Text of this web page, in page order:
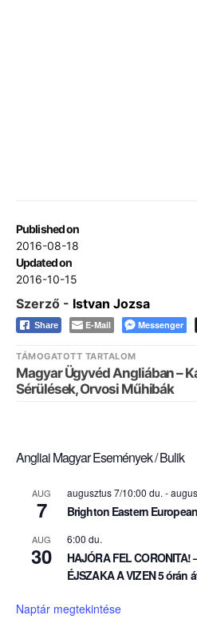
Published on
2016-08-18
Updated on
2016-10-15
Szerző - Istvan Jozsa
Share E-Mail Messenger
TÁMOGATOTT TARTALOM
Magyar Ügyvéd Angliában –
Sérülések, Orvosi Műhibák
Angliai Magyar Események / Bulik
AUG
7
augusztus 7/10:00 du. -
Brighton Eastern
AUG
30
6:00 du.
HAJÓRA FEL CORONITA!
ÉJSZAKA A VIZEN 5 órán
Naptár megtekintése